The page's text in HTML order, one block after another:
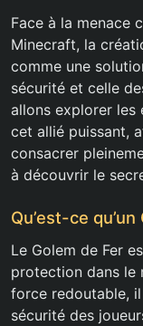
Face à la menace
Minecraft, la
comme une
sécurité et celle
allons explorer les
cet allié puissant,
consacrer
à découvrir le
Qu’est-ce
Le Golem de Fer
protection dans le
force redoutable,
sécurité des